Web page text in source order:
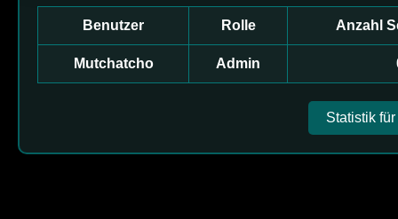
Benutzer Rolle Anzahl
Mutchatcho Admin
Statistik